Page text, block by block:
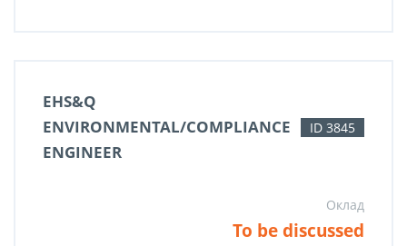
EHS&Q
ENVIRONMENTAL/COMPLIANCE
ENGINEER
ID 3845
Оклад
To be discussed